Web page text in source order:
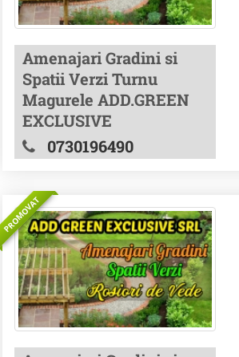
Amenajari Gradini si
Spatii Verzi Turnu
Magurele ADD.GREEN
EXCLUSIVE
0730196490
PROMOVAT